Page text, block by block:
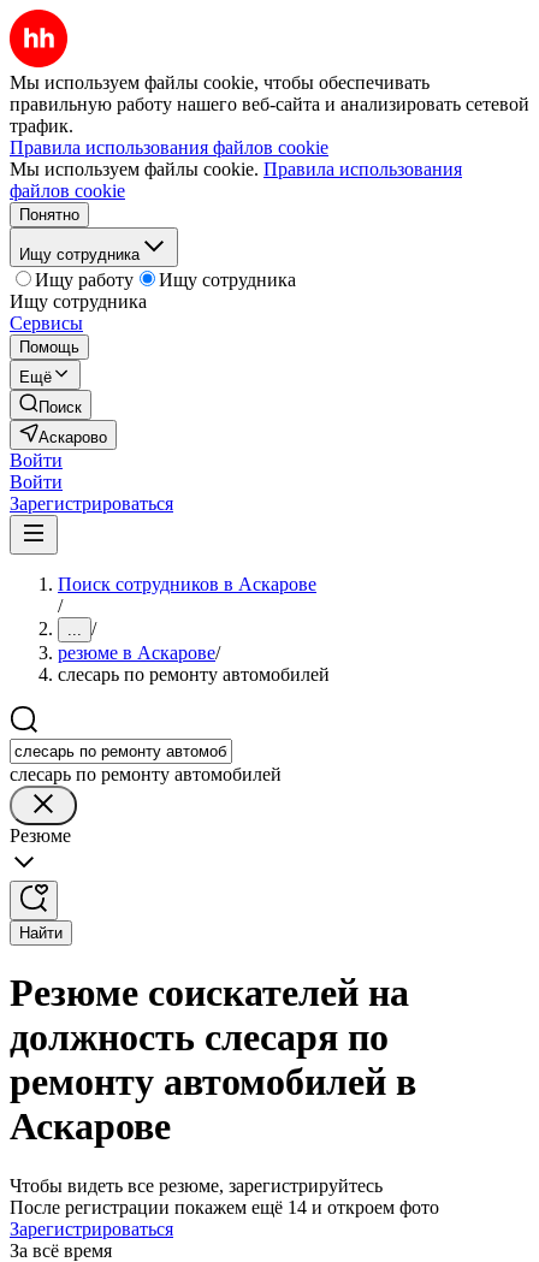
Мы используем файлы cookie, чтобы обеспечивать
правильную работу нашего веб-сайта и анализировать сетевой
трафик.
Правила использования файлов cookie
Мы используем файлы cookie. Правила использования
файлов cookie
Понятно
Ищу сотрудника
Ищу работу
Ищу сотрудника
Ищу сотрудника
Сервисы
Помощь
Ещё
Поиск
Аскарово
Войти
Войти
Зарегистрироваться
Поиск сотрудников в Аскарове
/
... /
резюме в Аскарове/
слесарь по ремонту автомобилей
слесарь по ремонту автомобилей
Резюме
Найти
Резюме соискателей на
должность слесаря по
ремонту автомобилей в
Аскарове
Чтобы видеть все резюме, зарегистрируйтесь
После регистрации покажем ещё 14 и откроем фото
Зарегистрироваться
За всё время